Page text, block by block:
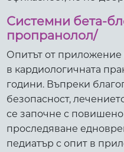
Системни бета-
пропранолол/
Опитът от
в кардиологичната
години. Въпреки
безопасност,
се започне с
проследяване
педиатър с опит в